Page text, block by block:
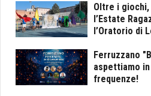
Oltre i
l’Estate
l’Oratorio di
Ferruzzano
aspettiamo
frequenze!